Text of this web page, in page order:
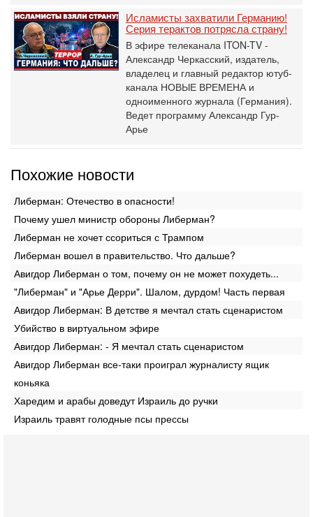
Исламисты захватили Германию!
Серия терактов потрясла страну!
В эфире телеканала ITON-TV -
Александр Черкасский, издатель,
владелец и главный редактор ютуб-
канала НОВЫЕ ВРЕМЕНА и
одноименного журнала (Германия).
Ведет программу Александр Гур-
Арье
Похожие новости
Либерман: Отечество в опасности!
Почему ушел министр обороны Либерман?
Либерман не хочет ссориться с Трампом
Либерман вошел в правительство. Что дальше?
Авигдор Либерман о том, почему он не может похудеть...
"Либерман" и "Арье Дерри". Шалом, дурдом! Часть первая
Авигдор Либерман: В детстве я мечтал стать сценаристом
Убийство в виртуальном эфире
Авигдор Либерман: - Я мечтал стать сценаристом
Авигдор Либерман все-таки проиграл журналисту ящик
коньяка
Харедим и арабы доведут Израиль до ручки
Израиль травят голодные псы прессы